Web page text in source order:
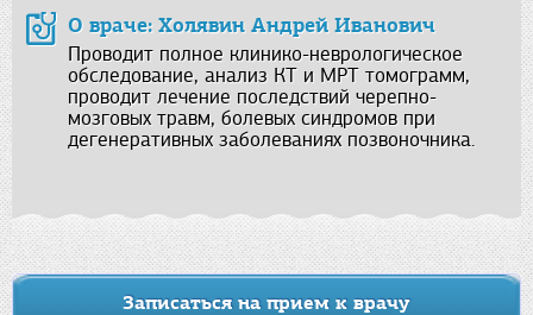
О враче: Холявин Андрей Иванович
Проводит полное клинико-неврологическое
обследование, анализ КТ и МРТ томограмм,
проводит лечение последствий черепно-
мозговых травм, болевых синдромов при
дегенеративных заболеваниях позвоночника.
Записаться на прием к врачу